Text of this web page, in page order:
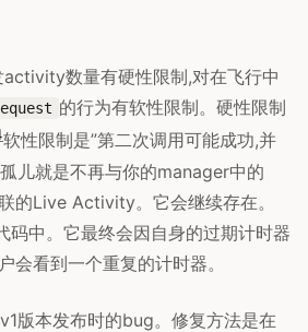
数量有硬性限制,对在飞行中
的行为有软性限制。硬性限制
软性限制是”第二次调用可能成功,并
儿就是不再与你的manager中的
的Live Activity。它会继续存在。
码中。它最终会因自身的过期计时器
会看到一个重复的计时器。
版本发布时的bug。修复方法是在